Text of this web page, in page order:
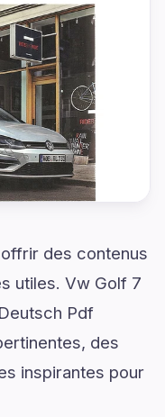
des contenus
utiles. Vw Golf 7
Pdf
des
inspirantes pour